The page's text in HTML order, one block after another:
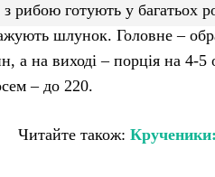
рибою готують у багатьох
шлунок. Головне –
а на виході – порція на 4-5
– до 220.
Читайте також: